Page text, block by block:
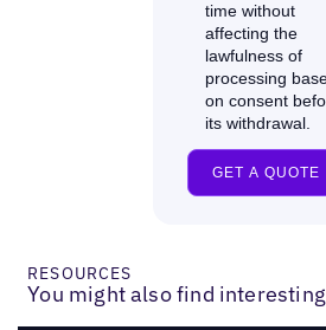
RESOURCES
You might also find interesting